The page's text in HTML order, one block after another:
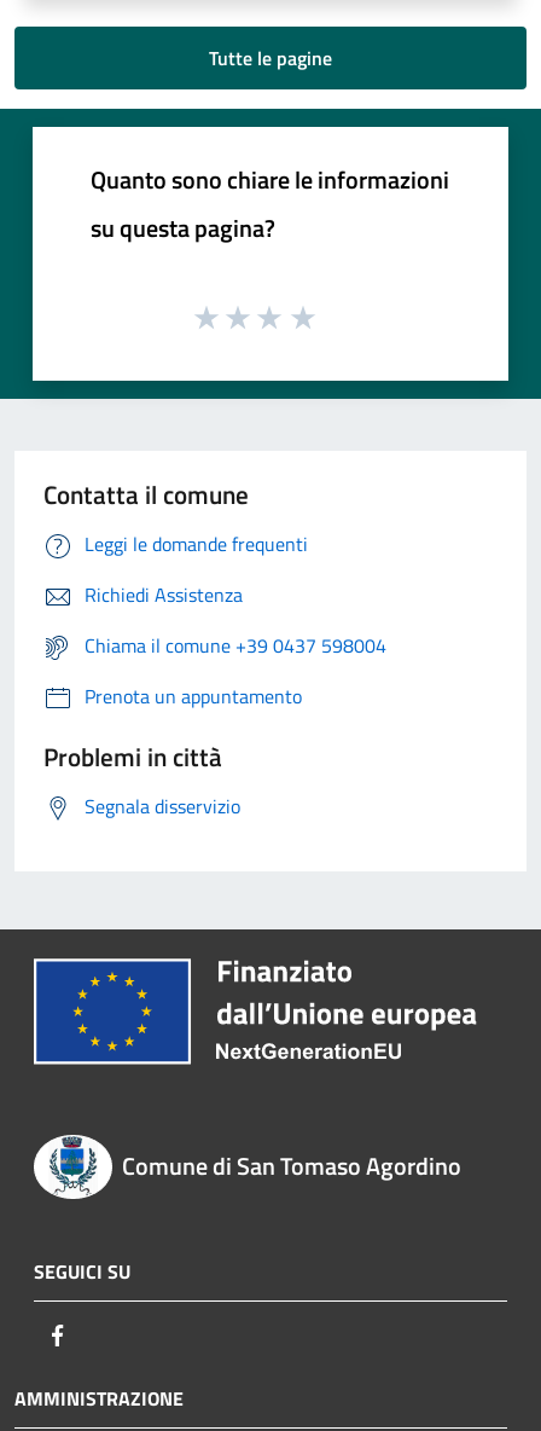
Tutte le pagine
Quanto sono chiare le informazioni
su questa pagina?
Contatta il comune
Leggi le domande frequenti
Richiedi Assistenza
Chiama il comune +39 0437 598004
Prenota un appuntamento
Problemi in città
Segnala disservizio
Comune di San Tomaso Agordino
SEGUICI SU
AMMINISTRAZIONE